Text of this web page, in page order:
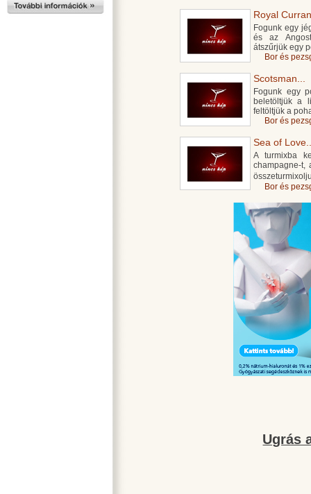
Royal
Fogunk egy
és az
átszűrjük egy
Bor és
Scotsman...
Fogunk egy
beletöltjük a
feltöltjük a
Bor és
Sea of
A turmixba
champagne-t,
Bor és
Ugrás